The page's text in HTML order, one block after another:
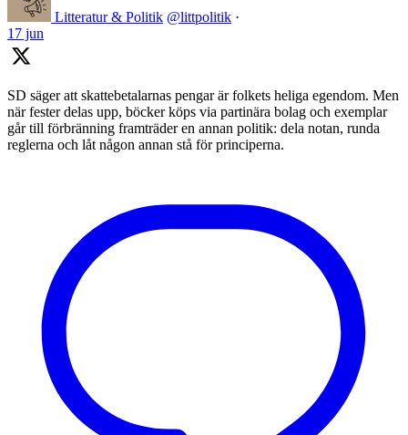
Litteratur & Politik @littpolitik ·
17 jun
SD säger att skattebetalarnas pengar är folkets heliga egendom. Men
när fester delas upp, böcker köps via partinära bolag och exemplar
går till förbränning framträder en annan politik: dela notan, runda
reglerna och låt någon annan stå för principerna.